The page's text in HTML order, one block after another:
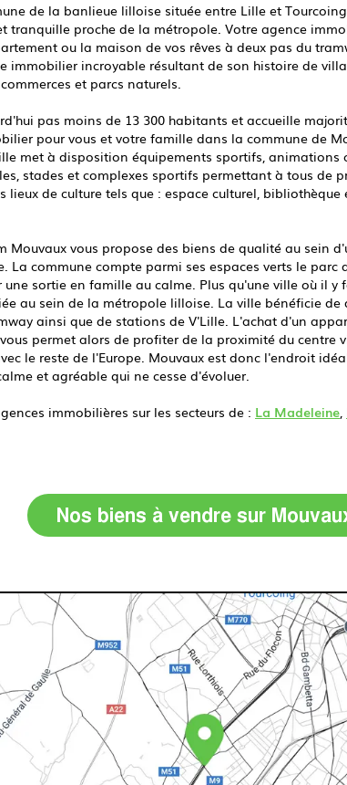
de la banlieue lilloise située entre Lille et
tranquille proche de la métropole. Votre agence
ou la maison de vos rêves à deux pas du
immobilier incroyable résultant de son histoire de
et parcs naturels.
pas moins de 13 300 habitants et accueille
pour vous et votre famille dans la commune de
met à disposition équipements sportifs, animations
stades et complexes sportifs permettant à tous de
lieux de culture tels que : espace culturel,
Mouvaux vous propose des biens de qualité au sein
La commune compte parmi ses espaces verts le parc
sortie en famille au calme. Plus qu'une ville où il y
au sein de la métropole lilloise. La ville bénéficie de
ainsi que de stations de V'Lille. L'achat d'un
permet alors de profiter de la proximité du centre
le reste de l'Europe. Mouvaux est donc l'endroit
et agréable qui ne cesse d'évoluer.
immobilières sur les secteurs de : La Madeleine,
Nos biens à vendre sur